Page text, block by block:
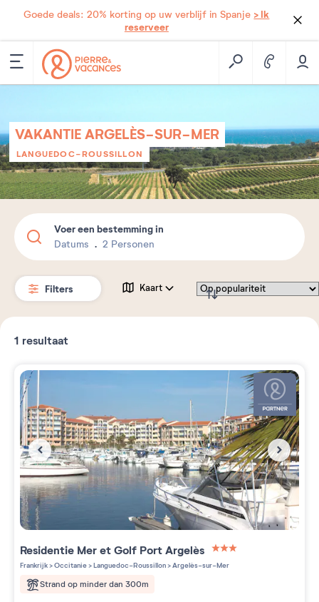
Goede deals: 20% korting op uw verblijf in Spanje > Ik
reserveer
VAKANTIE ARGELÈS-SUR-MER
LANGUEDOC-ROUSSILLON
Voer een bestemming in
Datums 2 Personen
Filters Kaart
1 resultaat
Residentie Mer et Golf Port Argelès
3 étoiles sur 5
Frankrijk>Occitanie>Languedoc-Roussillon>Argelès-sur-Mer
Strand op minder dan 300m